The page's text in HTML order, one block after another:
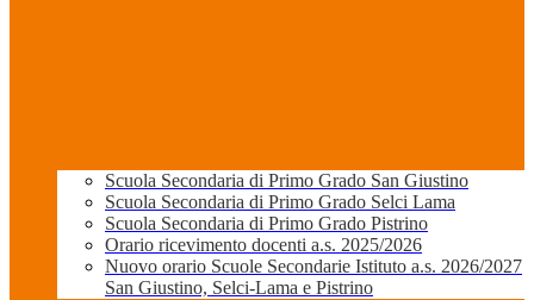
Scuola Secondaria di Primo Grado San Giustino
Scuola Secondaria di Primo Grado Selci Lama
Scuola Secondaria di Primo Grado Pistrino
Orario ricevimento docenti a.s. 2025/2026
Nuovo orario Scuole Secondarie Istituto a.s. 2026/2027
San Giustino, Selci-Lama e Pistrino